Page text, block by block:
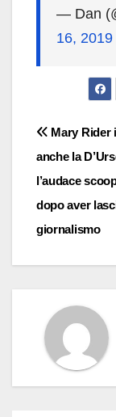
— Dan
16, 2019
Mary Rider
anche la
l’audace
dopo aver
giornalismo